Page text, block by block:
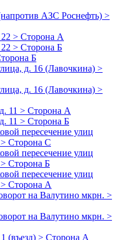
АЗС Роснефть) >
> Сторона А
> Сторона Б
Б
д. 16 (Лавочкина) >
д. 16 (Лавочкина) >
11 > Сторона А
11 > Сторона Б
пересечение улиц
Сторона С
пересечение улиц
Сторона Б
пересечение улиц
Сторона А
на Валутино мкрн. >
на Валутино мкрн. >
(въезд) > Сторона А